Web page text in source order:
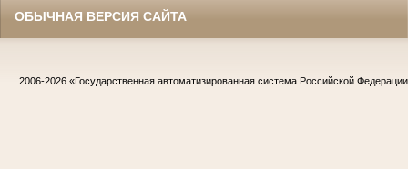
ОБЫЧНАЯ ВЕРСИЯ САЙТА
2006-2026 «Государственная автоматизированная система Российской